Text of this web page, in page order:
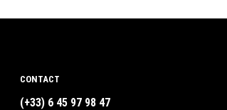
CONTACT
(+33) 6 45 97 98 47